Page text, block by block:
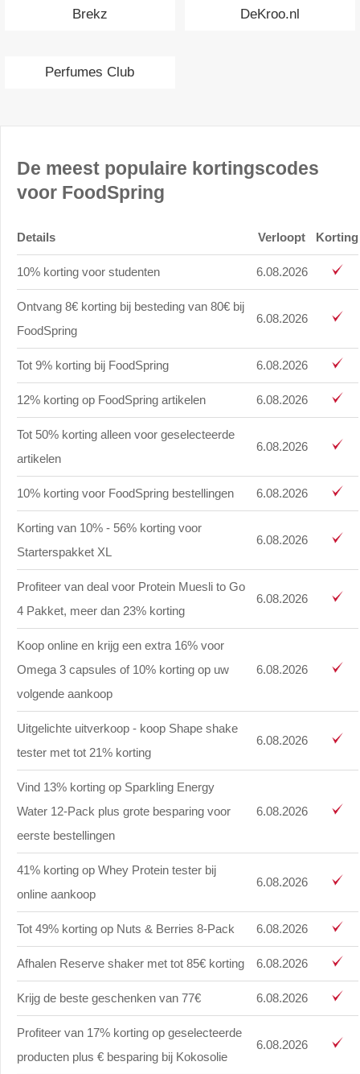
Brekz DeKroo.nl
Perfumes Club
De meest populaire kortingscodes
voor FoodSpring
Details Verloopt Korting
10% korting voor studenten 6.08.2026
Ontvang 8€ korting bij besteding van 80€ bij
FoodSpring
6.08.2026
Tot 9% korting bij FoodSpring 6.08.2026
12% korting op FoodSpring artikelen 6.08.2026
Tot 50% korting alleen voor geselecteerde
artikelen
6.08.2026
10% korting voor FoodSpring bestellingen 6.08.2026
Korting van 10% - 56% korting voor
Starterspakket XL
6.08.2026
Profiteer van deal voor Protein Muesli to Go
4 Pakket, meer dan 23% korting
6.08.2026
Koop online en krijg een extra 16% voor
Omega 3 capsules of 10% korting op uw
volgende aankoop
6.08.2026
Uitgelichte uitverkoop - koop Shape shake
tester met tot 21% korting
6.08.2026
Vind 13% korting op Sparkling Energy
Water 12-Pack plus grote besparing voor
eerste bestellingen
6.08.2026
41% korting op Whey Protein tester bij
online aankoop
6.08.2026
Tot 49% korting op Nuts & Berries 8-Pack 6.08.2026
Afhalen Reserve shaker met tot 85€ korting 6.08.2026
Krijg de beste geschenken van 77€ 6.08.2026
Profiteer van 17% korting op geselecteerde
producten plus € besparing bij Kokosolie
6.08.2026